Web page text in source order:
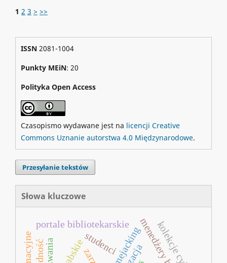
1 2 3 > >>
ISSN2081-1004
Punkty MEiN: 20
Polityka Open Access
Czasopismo wydawane jest na licencji Creative
Commons Uznanie autorstwa 4.0 Międzynarodowe.
Przesyłanie tekstów
Słowa kluczowe
memejacking
portale bibliotekarskie
studenci